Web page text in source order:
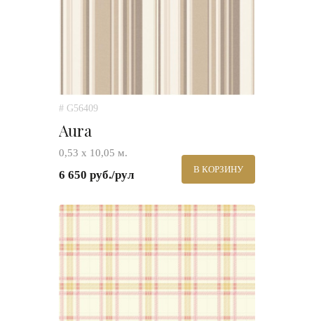
# G56409
Aura
0,53 х 10,05 м.
6 650 руб./рул В КОРЗИНУ